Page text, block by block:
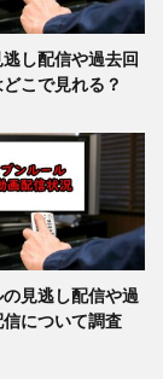
し配信や過去回
こで見れる？
見逃し配信や過
について調査